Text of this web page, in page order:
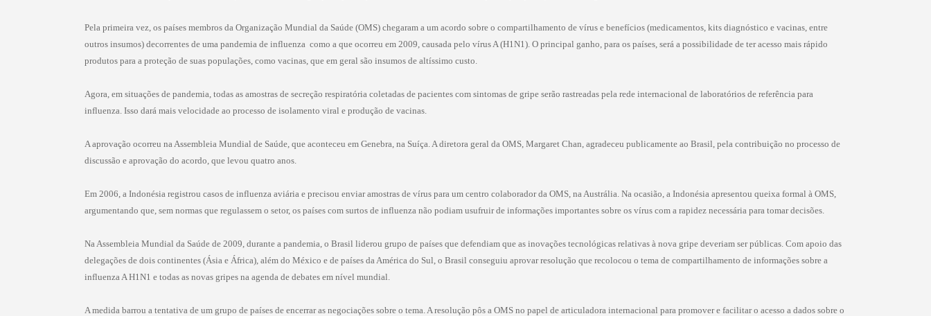
Pela primeira vez, os países membros da Organização Mundial da Saúde (OMS) chegaram a um acordo sobre o compartilhamento de vírus e benefícios (medicamentos, kits diagnóstico e vacinas, entre
outros insumos) decorrentes de uma pandemia de influenza  como a que ocorreu em 2009, causada pelo vírus A (H1N1). O principal ganho, para os países, será a possibilidade de ter acesso mais rápido
produtos para a proteção de suas populações, como vacinas, que em geral são insumos de altíssimo custo.
Agora, em situações de pandemia, todas as amostras de secreção respiratória coletadas de pacientes com sintomas de gripe serão rastreadas pela rede internacional de laboratórios de referência para
influenza. Isso dará mais velocidade ao processo de isolamento viral e produção de vacinas.
A aprovação ocorreu na Assembleia Mundial de Saúde, que aconteceu em Genebra, na Suíça. A diretora geral da OMS, Margaret Chan, agradeceu publicamente ao Brasil, pela contribuição no processo de
discussão e aprovação do acordo, que levou quatro anos.
Em 2006, a Indonésia registrou casos de influenza aviária e precisou enviar amostras de vírus para um centro colaborador da OMS, na Austrália. Na ocasião, a Indonésia apresentou queixa formal à OMS,
argumentando que, sem normas que regulassem o setor, os países com surtos de influenza não podiam usufruir de informações importantes sobre os vírus com a rapidez necessária para tomar decisões.
Na Assembleia Mundial da Saúde de 2009, durante a pandemia, o Brasil liderou grupo de países que defendiam que as inovações tecnológicas relativas à nova gripe deveriam ser públicas. Com apoio das
delegações de dois continentes (Ásia e África), além do México e de países da América do Sul, o Brasil conseguiu aprovar resolução que recolocou o tema de compartilhamento de informações sobre a
influenza A H1N1 e todas as novas gripes na agenda de debates em nível mundial.
A medida barrou a tentativa de um grupo de países de encerrar as negociações sobre o tema. A resolução pôs a OMS no papel de articuladora internacional para promover e facilitar o acesso a dados sobre o